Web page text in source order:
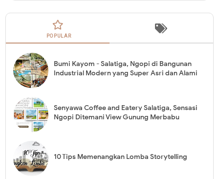
POPULAR
Bumi Kayom - Salatiga, Ngopi di Bangunan
Industrial Modern yang Super Asri dan Alami
Senyawa Coffee and Eatery Salatiga, Sensasi
Ngopi Ditemani View Gunung Merbabu
10 Tips Memenangkan Lomba Storytelling